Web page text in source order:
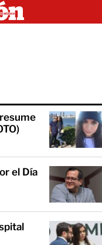
el Día